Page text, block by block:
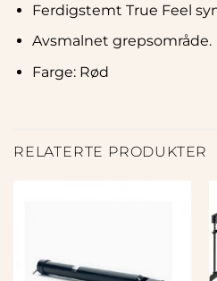
Ferdigstemt True Feel
Avsmalnet grepsområde.
Farge: Rød
RELATERTE PRODUKTER